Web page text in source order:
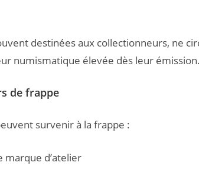
destinées aux collectionneurs, ne
numismatique élevée dès leur émission.
de frappe
survenir à la frappe :
marque d’atelier